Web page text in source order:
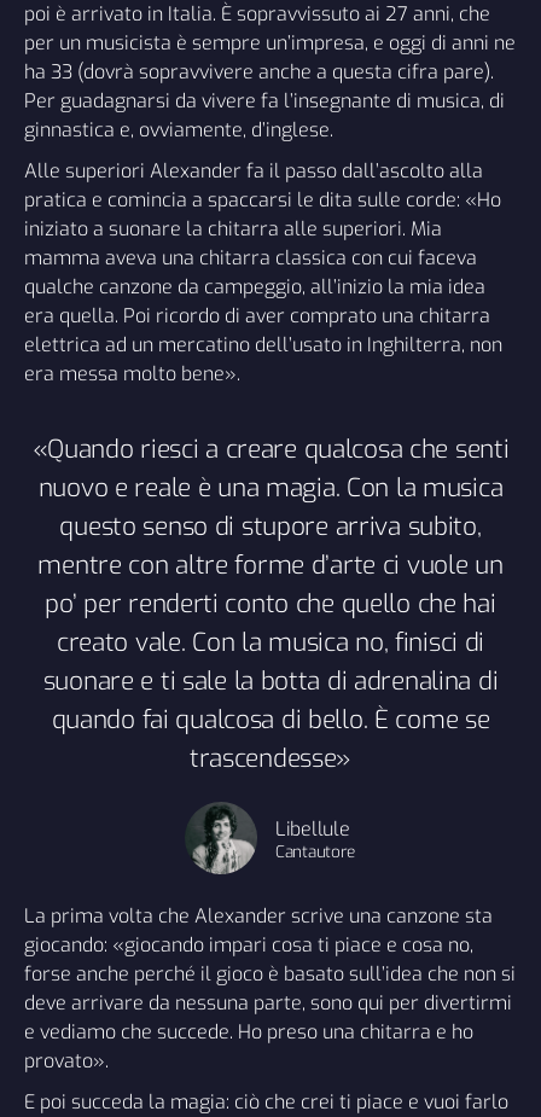
poi è arrivato in Italia. È sopravvissuto ai 27 anni, che
per un musicista è sempre un’impresa, e oggi di anni ne
ha 33 (dovrà sopravvivere anche a questa cifra pare).
Per guadagnarsi da vivere fa l’insegnante di musica, di
ginnastica e, ovviamente, d’inglese.
Alle superiori Alexander fa il passo dall’ascolto alla
pratica e comincia a spaccarsi le dita sulle corde: «Ho
iniziato a suonare la chitarra alle superiori. Mia
mamma aveva una chitarra classica con cui faceva
qualche canzone da campeggio, all’inizio la mia idea
era quella. Poi ricordo di aver comprato una chitarra
elettrica ad un mercatino dell’usato in Inghilterra, non
era messa molto bene».
«Quando riesci a creare qualcosa che senti
nuovo e reale è una magia. Con la musica
questo senso di stupore arriva subito,
mentre con altre forme d’arte ci vuole un
po’ per renderti conto che quello che hai
creato vale. Con la musica no, finisci di
suonare e ti sale la botta di adrenalina di
quando fai qualcosa di bello. È come se
trascendesse»
Libellule
Cantautore
La prima volta che Alexander scrive una canzone sta
giocando: «giocando impari cosa ti piace e cosa no,
forse anche perché il gioco è basato sull’idea che non si
deve arrivare da nessuna parte, sono qui per divertirmi
e vediamo che succede. Ho preso una chitarra e ho
provato».
E poi succeda la magia: ciò che crei ti piace e vuoi farlo